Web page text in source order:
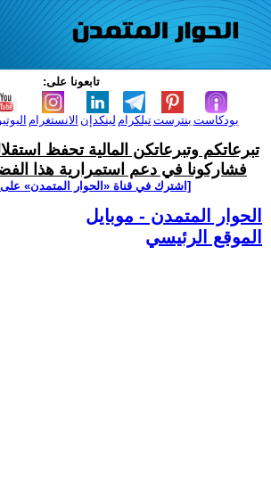
تابعونا على:
الانستغرام لينكدإن تيلكرامبنترست بودكاست
تبرعاتكم وتبرعاتكن المالية تحفظ
فشاركونا في دعم استمرارية هذا
[اشترك في قناة ‫«الحوار المتمدن» على
الحوار المتمدن - موبايل
الموقع الرئيسي